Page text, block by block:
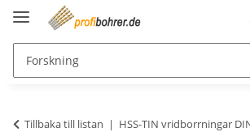
Tillbaka till listan HSS-TIN vridborrningar